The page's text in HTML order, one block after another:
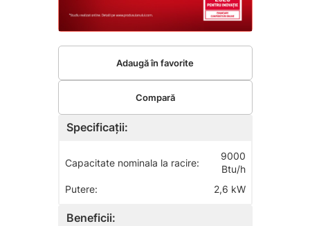
Specificații:
Capacitate nominala la racire:
9000
Btu/h
Putere:
2,6 kW
Beneficii:
Adaugă în favorite
Compară